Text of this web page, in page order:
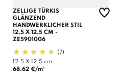
ZELLIGE TÜRKIS
GLÄNZEND
HANDWERKLICHER STIL
12.5 X 12.5 CM -
ZE5901006
(7)
12.5 X 12.5 cm
68.62 €/m²